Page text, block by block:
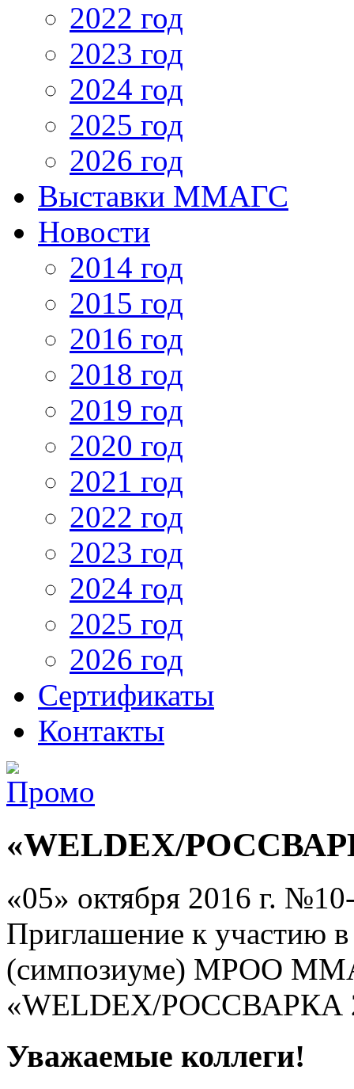
2022 год
2023 год
2024 год
2025 год
2026 год
Выставки ММАГС
Новости
2014 год
2015 год
2016 год
2018 год
2019 год
2020 год
2021 год
2022 год
2023 год
2024 год
2025 год
2026 год
Сертификаты
Контакты
«WELDEX/
«05» октября 2016 г.
Приглашение к участию
(симпозиуме) МРОО
«WELDEX/РОССВАРКА
Уважаемые коллеги!